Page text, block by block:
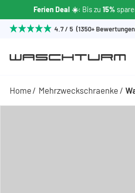
Ferien Deal ☀️: Bis zu 15%
4.7 / 5 (1350+
Home Mehrzweckschraenke